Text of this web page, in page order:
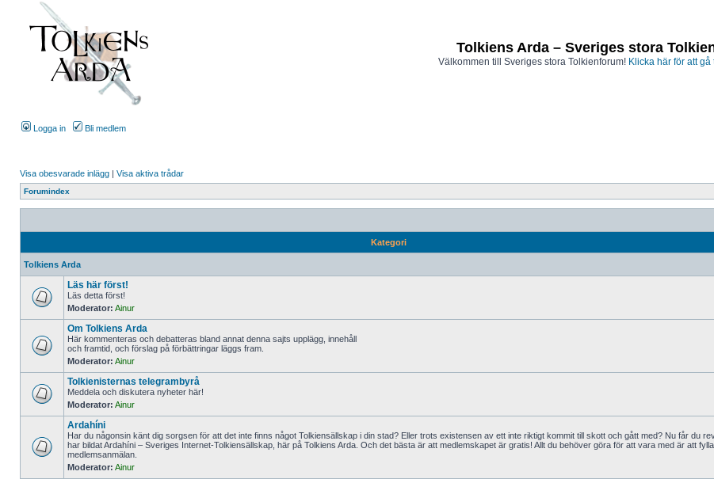
Tolkiens Arda – Sveriges stora
Välkommen till Sveriges stora Tolkienforum! Klicka här för att
Logga in Bli medlem
Visa obesvarade inlägg | Visa aktiva trådar
Forumindex
Kategori
Tolkiens Arda
Läs här först!
Läs detta först!
Moderator: Ainur
Om Tolkiens Arda
Här kommenteras och debatteras bland annat denna sajts upplägg, innehåll
och framtid, och förslag på förbättringar läggs fram.
Moderator: Ainur
Tolkienisternas telegrambyrå
Meddela och diskutera nyheter här!
Moderator: Ainur
Ardahíni
Har du någonsin känt dig sorgsen för att det inte finns något Tolkiensällskap i din stad? Eller trots existensen av ett inte riktigt kommit till skott och gått med? Nu får du
har bildat Ardahíni – Sveriges Internet-Tolkiensällskap, här på Tolkiens Arda. Och det bästa är att medlemskapet är gratis! Allt du behöver göra för att vara med är att
medlemsanmälan.
Moderator: Ainur